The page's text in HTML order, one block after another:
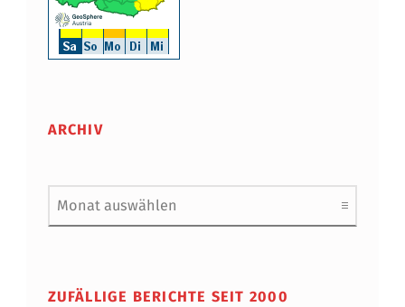
ARCHIV
Archiv
ZUFÄLLIGE BERICHTE SEIT 2000